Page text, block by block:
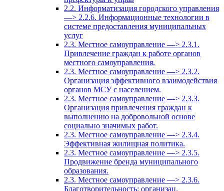
2.2. Информатизация городского управления
—> 2.2.6. Информационные технологии в
системе предоставления муниципальных
услуг
2.3. Местное самоуправление —> 2.3.1.
Привлечение граждан к работе органов
местного самоуправления.
2.3. Местное самоуправление —> 2.3.2.
Организация эффективного взаимодействия
органов МСУ с населением.
2.3. Местное самоуправление —> 2.3.3.
Организация привлечения граждан к
выполнению на добровольной основе
социально значимых работ.
2.3. Местное самоуправление —> 2.3.4.
Эффективная жилищная политика.
2.3. Местное самоуправление —> 2.3.5.
Продвижение бренда муниципального
образования.
2.3. Местное самоуправление —> 2.3.6.
Благотворительность: организац.